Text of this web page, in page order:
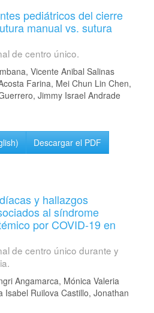
pediátricos del cierre
manual vs. sutura
de centro único.
Vicente Anibal Salinas
Farina, Mei Chun Lin Chen,
Jimmy Israel Andrade
Descargar el PDF
y hallazgos
al síndrome
por COVID-19 en
de centro único durante y
Angamarca, Mónica Valeria
Isabel Ruilova Castillo, Jonathan